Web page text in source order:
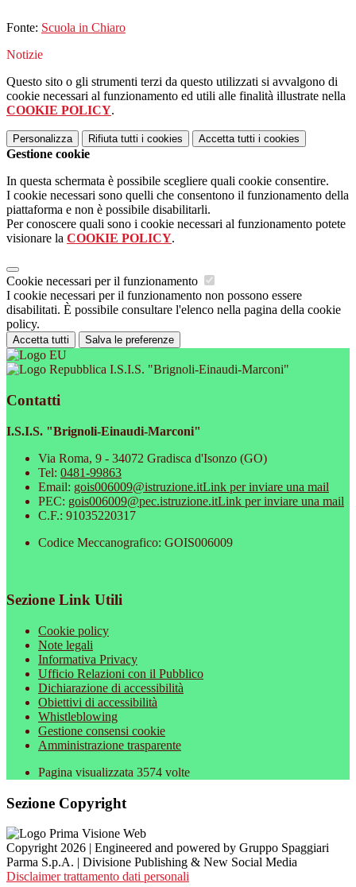
Fonte: Scuola in Chiaro
Notizie
Questo sito o gli strumenti terzi da questo utilizzati si avvalgono di
cookie necessari al funzionamento ed utili alle finalità illustrate nella
COOKIE POLICY.
Personalizza Rifiuta tutti i cookies Accetta tutti i cookies
Gestione cookie
In questa schermata è possibile scegliere quali cookie consentire.
I cookie necessari sono quelli che consentono il funzionamento della
piattaforma e non è possibile disabilitarli.
Per conoscere quali sono i cookie necessari al funzionamento potete
visionare la COOKIE POLICY.
Cookie necessari per il funzionamento
I cookie necessari per il funzionamento non possono essere
disabilitati. È possibile consultare l'elenco nella pagina della cookie
policy.
Accetta tutti Salva le preferenze
I.S.I.S. "Brignoli-Einaudi-Marconi"
Contatti
I.S.I.S. "Brignoli-Einaudi-Marconi"
Via Roma, 9 - 34072 Gradisca d'Isonzo (GO)
Tel: 0481-99863
Email: gois006009@istruzione.itLink per inviare una mail
PEC: gois006009@pec.istruzione.itLink per inviare una mail
C.F.: 91035220317
Codice Meccanografico: GOIS006009
Sezione Link Utili
Cookie policy
Note legali
Informativa Privacy
Ufficio Relazioni con il Pubblico
Dichiarazione di accessibilità
Obiettivi di accessibilità
Whistleblowing
Gestione consensi cookie
Amministrazione trasparente
Pagina visualizzata 3574 volte
Sezione Copyright
Copyright 2026 | Engineered and powered by Gruppo Spaggiari
Parma S.p.A. | Divisione Publishing & New Social Media
Disclaimer trattamento dati personali